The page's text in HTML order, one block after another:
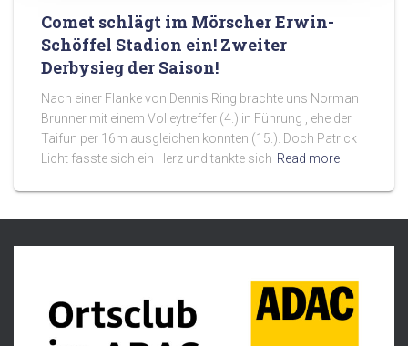
Comet schlägt im Mörscher Erwin-
Schöffel Stadion ein! Zweiter
Derbysieg der Saison!
Nach einer Flanke von Dennis Ring brachte uns Norman
Brunner mit einem Volleytreffer (4.) in Führung , ehe der
Taifun per 16m ausgleichen konnten (15.). Doch Patrick
Licht fasste sich ein Herz und tankte sich Read more